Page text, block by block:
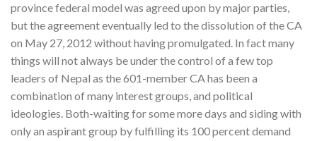
province federal model was agreed upon by major parties,
but the agreement eventually led to the dissolution of the CA
on May 27, 2012 without having promulgated. In fact many
things will not always be under the control of a few top
leaders of Nepal as the 601-member CA has been a
combination of many interest groups, and political
ideologies. Both-waiting for some more days and siding with
only an aspirant group by fulfilling its 100 percent demand